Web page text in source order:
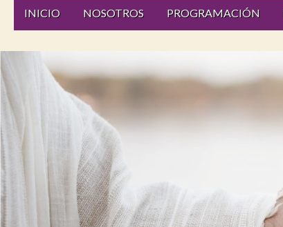
Radio
San
Giovani
Online
INICIO NOSOTROS PROGRAMACIÓN